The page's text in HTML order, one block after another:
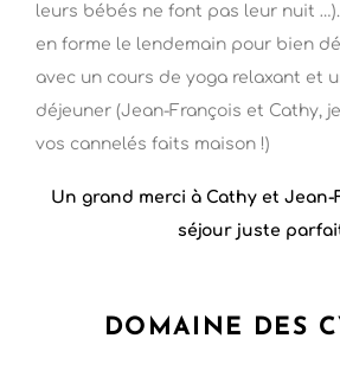
leurs bébés ne font pas leur nuit
en forme le lendemain pour bien
avec un cours de yoga relaxant et
déjeuner (Jean-François et Cathy,
vos cannelés faits maison !)
Un grand merci à Cathy et
séjour juste
DOMAINE DES